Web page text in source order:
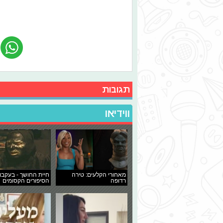
תגובות
ווידיאו
מאחורי הקלעים: טירה
רדופה
חיית החושך -
הסיפורים הקסומים